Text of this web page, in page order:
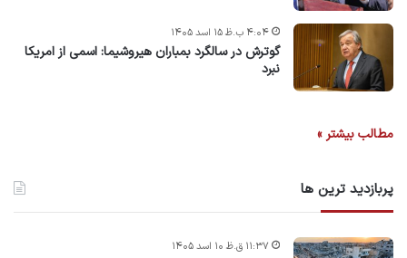
گوترش در سالگرد بمباران هیروشیما: اسمی از امریکا
نبرد
۴:۰۴ ب.ظ ۱۵ اسد ۱۴۰۵
مطالب بیشتر »
پربازدید ترین ها
۱۱:۳۷ ق.ظ ۱۰ اسد ۱۴۰۵